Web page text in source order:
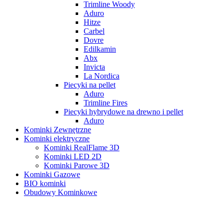
Trimline Woody
Aduro
Hitze
Carbel
Dovre
Edilkamin
Abx
Invicta
La Nordica
Piecyki na pellet
Aduro
Trimline Fires
Piecyki hybrydowe na drewno i pellet
Aduro
Kominki Zewnętrzne
Kominki elektryczne
Kominki RealFlame 3D
Kominki LED 2D
Kominki Parowe 3D
Kominki Gazowe
BIO kominki
Obudowy Kominkowe